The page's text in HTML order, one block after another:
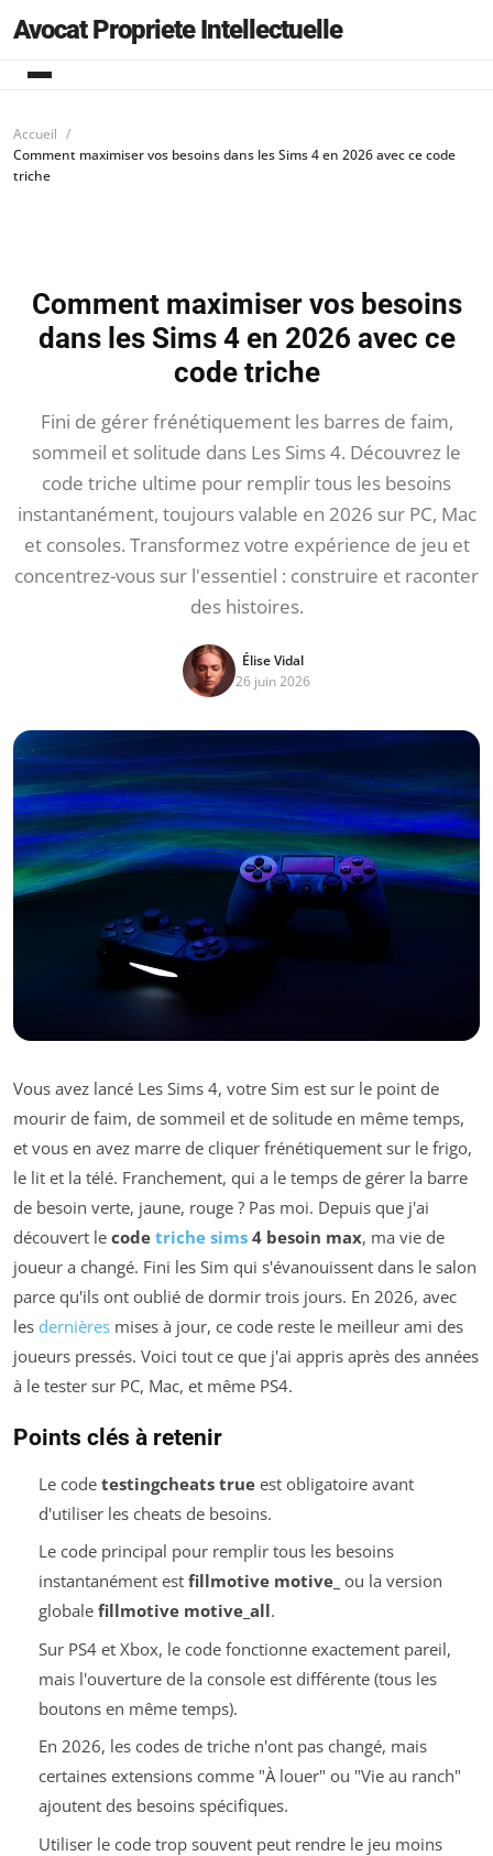
Avocat Propriete Intellectuelle
Accueil
Comment maximiser vos besoins dans les Sims 4 en 2026 avec ce code
triche
Comment maximiser vos besoins
dans les Sims 4 en 2026 avec ce
code triche
Fini de gérer frénétiquement les barres de faim,
sommeil et solitude dans Les Sims 4. Découvrez le
code triche ultime pour remplir tous les besoins
instantanément, toujours valable en 2026 sur PC, Mac
et consoles. Transformez votre expérience de jeu et
concentrez-vous sur l'essentiel : construire et raconter
des histoires.
Élise Vidal
26 juin 2026
Vous avez lancé Les Sims 4, votre Sim est sur le point de
mourir de faim, de sommeil et de solitude en même temps,
et vous en avez marre de cliquer frénétiquement sur le frigo,
le lit et la télé. Franchement, qui a le temps de gérer la barre
de besoin verte, jaune, rouge ? Pas moi. Depuis que j'ai
découvert le code triche sims 4 besoin max, ma vie de
joueur a changé. Fini les Sim qui s'évanouissent dans le salon
parce qu'ils ont oublié de dormir trois jours. En 2026, avec
les dernières mises à jour, ce code reste le meilleur ami des
joueurs pressés. Voici tout ce que j'ai appris après des années
à le tester sur PC, Mac, et même PS4.
Points clés à retenir
Le code testingcheats trueest obligatoire avant
d'utiliser les cheats de besoins.
Le code principal pour remplir tous les besoins
instantanément est fillmotive motive_ ou la version
globale fillmotive motive_all.
Sur PS4 et Xbox, le code fonctionne exactement pareil,
mais l'ouverture de la console est différente (tous les
boutons en même temps).
En 2026, les codes de triche n'ont pas changé, mais
certaines extensions comme "À louer" ou "Vie au ranch"
ajoutent des besoins spécifiques.
Utiliser le code trop souvent peut rendre le jeu moins